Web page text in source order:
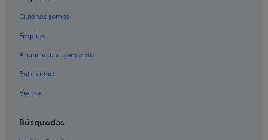
Riu Hotels en Sevilla
Apartamentos en Estación de Sevilla-Santa Justa
San Pablo-Santa Justa hoteles
Quiénes somos
Empleo
Anuncia tu alojamiento
Publicidad
Prensa
Búsquedas